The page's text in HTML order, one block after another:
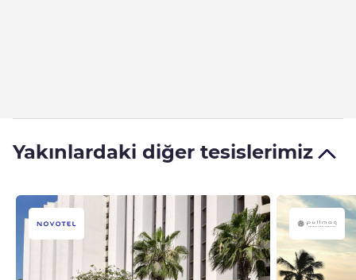
Yakınlardaki diğer tesislerimiz